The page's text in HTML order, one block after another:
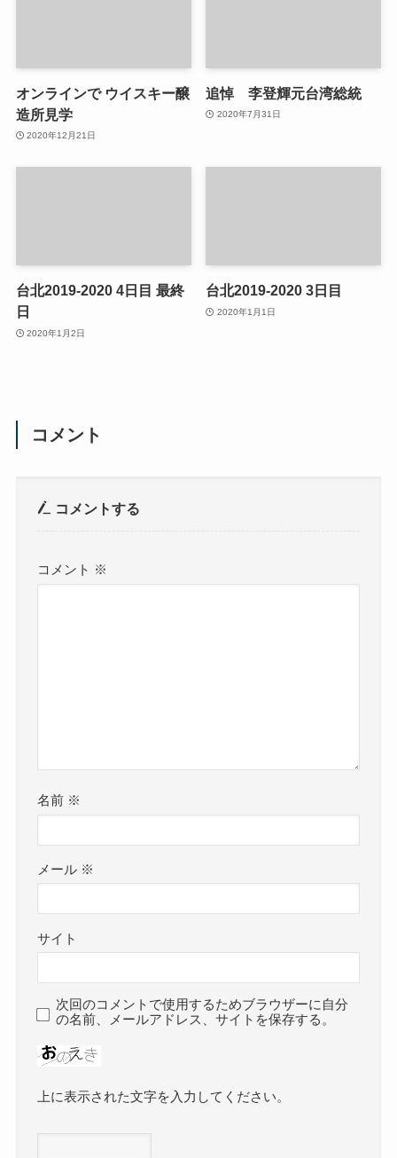
オンラインで ウイスキー醸
造所見学
2020年12月21日
追悼 李登輝元台湾総統
2020年7月31日
台北2019-2020 4日目 最終
日
2020年1月2日
台北2019-2020 3日目
2020年1月1日
コメント
コメントする
コメント ※
名前 ※
メール ※
サイト
次回のコメントで使用するためブラウザーに自分
の名前、メールアドレス、サイトを保存する。
上に表示された文字を入力してください。